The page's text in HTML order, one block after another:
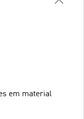
em material